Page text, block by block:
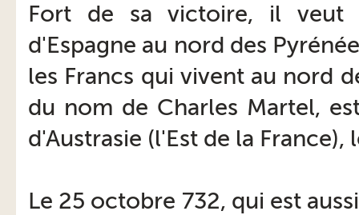
Fort de sa victoire, il veut
d'Espagne au nord des
les Francs qui vivent au nord
du nom de Charles Martel,
d'Austrasie (l'Est de la France),
Le 25 octobre 732, qui est